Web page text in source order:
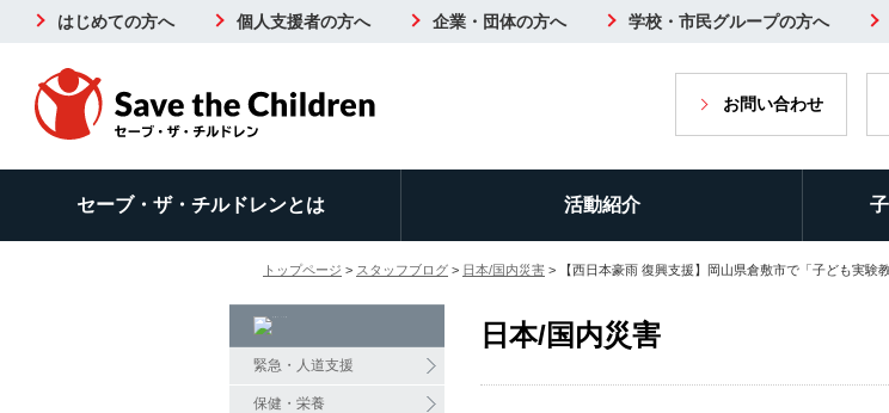
はじめての方へ 個人支援者の方へ 企業・団体の方へ 学校・市民グループの方へ
お問い合わせ
セーブ・ザ・チルドレンとは 活動紹介
トップページ > スタッフブログ > 日本/国内災害 > 【西日本豪雨 復興支援】岡山県倉敷市で「子ども実験
緊急・人道支援
保健・栄養
日本/国内災害